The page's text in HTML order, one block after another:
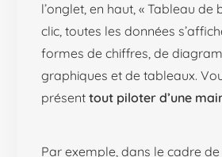
l’onglet, en haut, « Tableau de
clic, toutes les données
formes de chiffres, de
graphiques et de tableaux.
présenttout piloter d’une
Par exemple, dans le cadre